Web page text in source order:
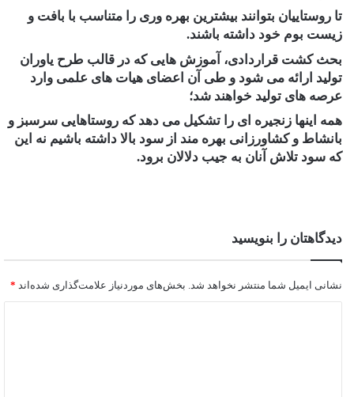
تا روستاییان بتوانند بیشترین بهره وری را متناسب با بافت و
زیست بوم خود داشته باشند.
بحث کشت قراردادی، آموزش هایی که در قالب طرح یاوران
تولید ارائه می شود و طی آن اعضای هیات های علمی وارد
عرصه های تولید خواهند شد؛
همه اینها زنجیره ای را تشکیل می دهد که روستاهایی سرسبز و
بانشاط و کشاورزانی بهره مند از سود بالا داشته باشیم نه این
که سود تلاش آنان به جیب دلالان برود.
دیدگاهتان را بنویسید
نشانی ایمیل شما منتشر نخواهد شد. بخش‌های موردنیاز علامت‌گذاری شده‌اند *